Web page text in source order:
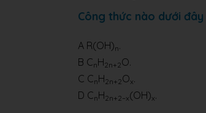
Công thức nào dưới
A R(OH)n.
B CnH2n+2O.
C CnH2n+2Ox.
D CnH2n+2–x(OH)x.